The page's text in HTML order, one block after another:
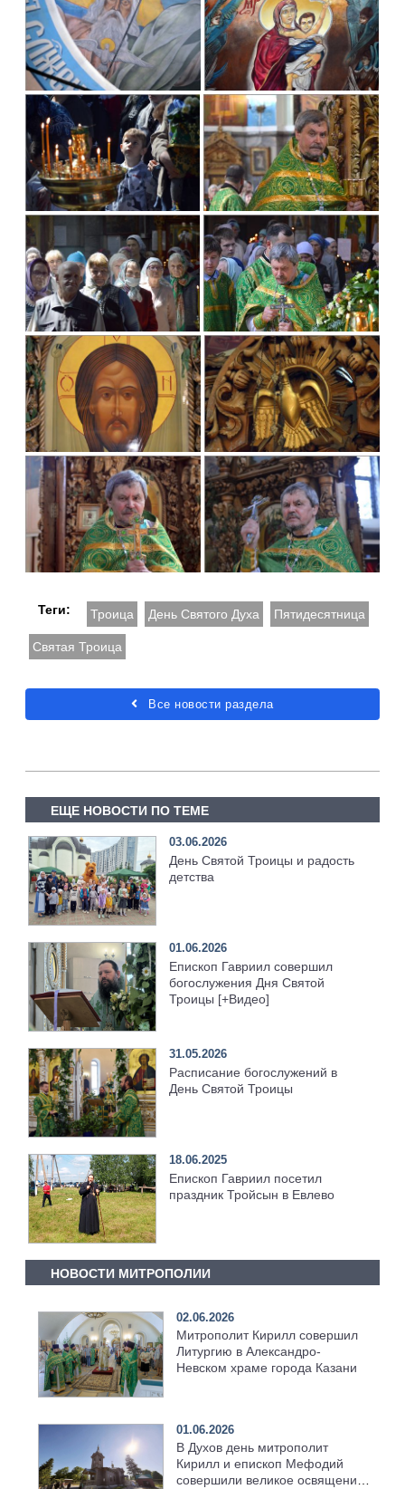
Теги: Троица День Святого Духа Пятидесятница
Святая Троица
Все новости раздела
ЕЩЕ НОВОСТИ ПО ТЕМЕ
03.06.2026
День Святой Троицы и радость
детства
01.06.2026
Епископ Гавриил совершил
богослужения Дня Святой
Троицы [+Видео]
31.05.2026
Расписание богослужений в
День Святой Троицы
18.06.2025
Епископ Гавриил посетил
праздник Тройсын в Евлево
НОВОСТИ МИТРОПОЛИИ
02.06.2026
Митрополит Кирилл совершил
Литургию в Александро-
Невском храме города Казани
01.06.2026
В Духов день митрополит
Кирилл и епископ Мефодий
совершили великое освящение